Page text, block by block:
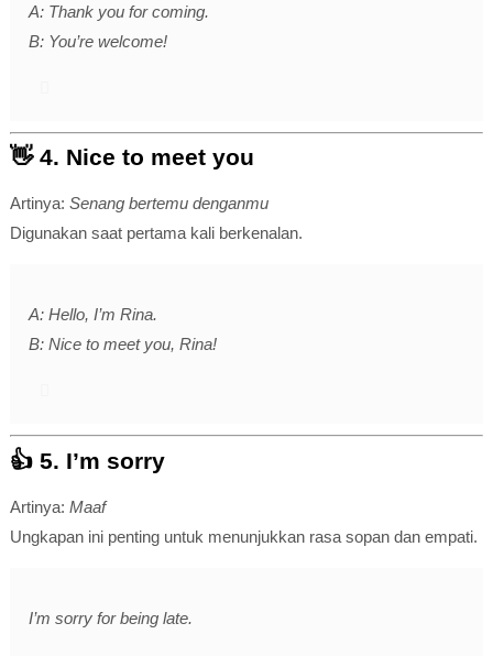
A: Thank you for coming.
B: You’re welcome!
👋 4. Nice to meet you
Artinya: Senang bertemu denganmu
Digunakan saat pertama kali berkenalan.
A: Hello, I’m Rina.
B: Nice to meet you, Rina!
👍 5. I’m sorry
Artinya: Maaf
Ungkapan ini penting untuk menunjukkan rasa sopan dan empati.
I’m sorry for being late.